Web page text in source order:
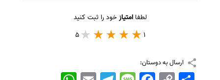
لطفاامتیازخود را ثبت کنید
1
5
ارسال به دوستان:
WhatsApp EmailTelegramMessageFacebook Copy اشتراک